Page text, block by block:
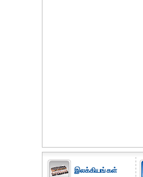
இலக்கியங்கள்